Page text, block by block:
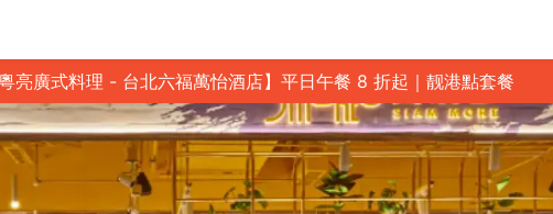
亮廣式料理 - 台北六福萬怡酒店】平日午餐 8 折起｜靓港點套餐